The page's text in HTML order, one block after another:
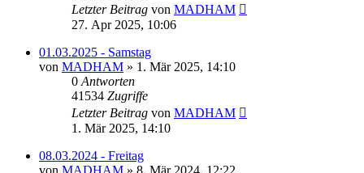
Letzter Beitrag von MADHAM
27. Apr 2025, 10:06
01.03.2025 - Samstag
von MADHAM » 1. Mär 2025, 14:10
0 Antworten
41534 Zugriffe
Letzter Beitrag von MADHAM
1. Mär 2025, 14:10
08.03.2024 - Freitag
von MADHAM » 8. Mär 2024, 12:22